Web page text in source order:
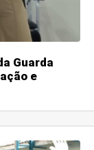
Guarda
e